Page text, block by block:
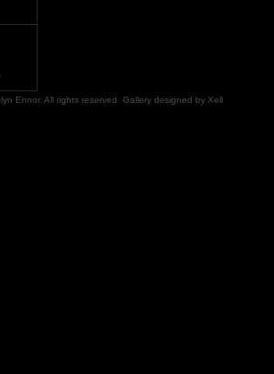
Ennor. All rights reserved. Gallery designed by Xell